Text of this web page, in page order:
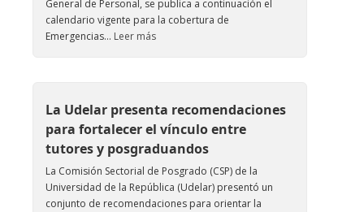
General de Personal, se publica a continuación el
calendario vigente para la cobertura de
Emergencias... Leer más
La Udelar presenta recomendaciones
para fortalecer el vínculo entre
tutores y posgraduandos
La Comisión Sectorial de Posgrado (CSP) de la
Universidad de la República (Udelar) presentó un
conjunto de recomendaciones para orientar la